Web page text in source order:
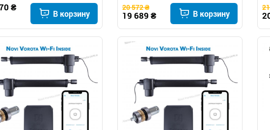
₴
В корзину
20 572 ₴
19 689 ₴ В корзину